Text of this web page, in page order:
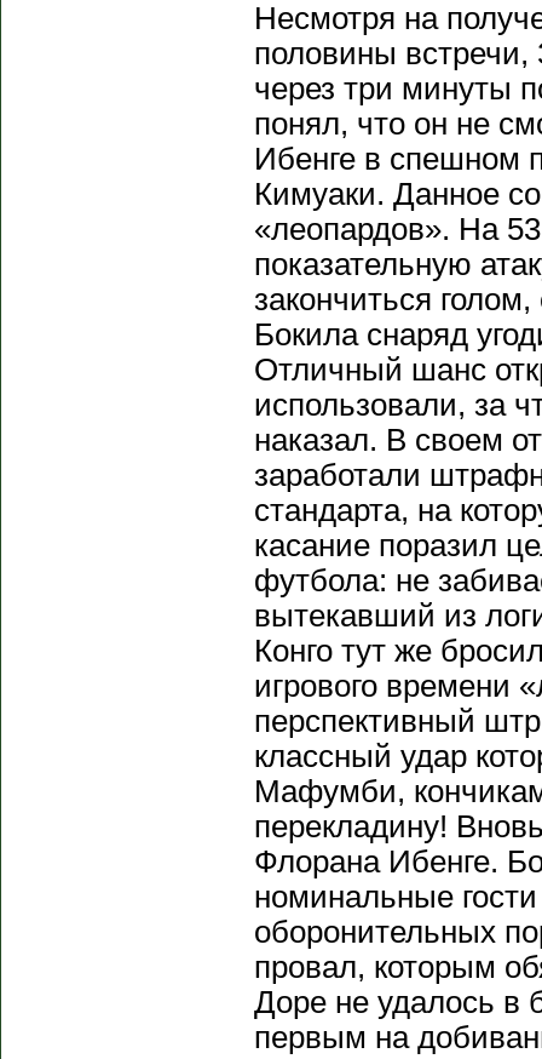
Несмотря на
половины встречи,
через три минуты
понял, что он не
Ибенге в спешном
Кимуаки. Данное
«леопардов». На
показательную
закончиться
Бокила снаряд
Отличный шанс
использовали, за
наказал. В своем
заработали
стандарта, на
касание поразил
футбола: не
вытекавший из
Конго тут же
игрового времени
перспективный
классный удар
Мафумби,
перекладину!
Флорана Ибенге.
номинальные
оборонительных
провал, которым
Доре не удалось в
первым на